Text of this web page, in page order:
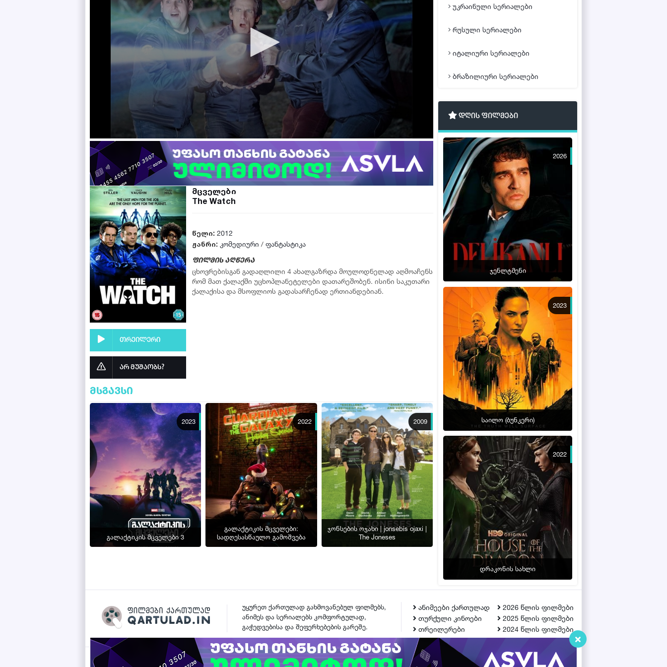
თრეილერი
არ მუშაობს?
მცველები
The Watch
წელი: 2012
ჟანრი: კომედიური / ფანტასტიკა
ფილმის აღწერა
ცხოვრებისგან გადაღლილი 4 ახალგაზრდა მოულოდნელად აღმოაჩენს
რომ მათ ქალაქში უცხოპლანეტელები დათარეშობენ. ისინი საკუთარი
ქალაქისა და მსოფლიოს გადასარჩენად ერთიანდებიან.
მსგავსი
2023
გალაქტიკის მცველები 3
2022
გალაქტიკის მცველები:
სადღესასწაულო გამოშვება
2009
ჯონსების ოჯახი | jonsebis ojaxi |
The Joneses
უკრაინული სერიალები
რუსული სერიალები
იტალიური სერიალები
ბრაზილიური სერიალები
დღის ფილმები
2026
ჯენლტმენი
2023
საილო (ბუნკერი)
2022
დრაკონის სახლი
უყურეთ ქართულად გახმოვანებულ ფილმებს,
ანიმეს და სერიალებს კომფორტულად,
გაჭედვებისა და შეფერხებების გარეშე.
ანიმეები ქართულად
თურქული კინოები
თრეილერები
2026 წლის ფილმები
2025 წლის ფილმები
2024 წლის ფილმები
ᲙᲝᲜᲢᲐᲥᲢᲘ
Qartulad.in © 2026